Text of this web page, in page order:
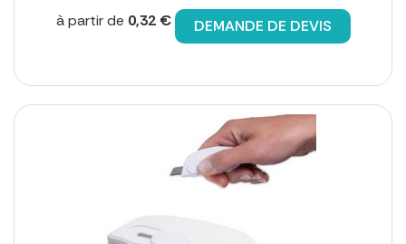
à partir de 0,32 € DEMANDE DE DEVIS